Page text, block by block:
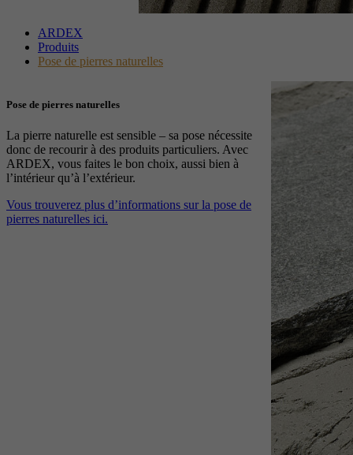
ARDEX
Produits
Pose de pierres naturelles
Pose de pierres naturelles
La pierre naturelle est sensible – sa pose nécessite
donc de recourir à des produits particuliers. Avec
ARDEX, vous faites le bon choix, aussi bien à
l’intérieur qu’à l’extérieur.
Vous trouverez plus d’informations sur la pose de
pierres naturelles ici.